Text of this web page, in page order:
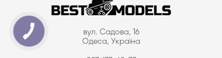
вул. Садова, 16
Одеса, Україна